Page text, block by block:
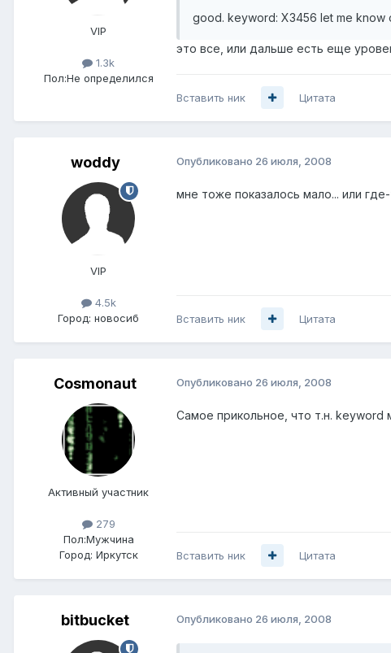
VIP
1.3k
Пол:Не определился
good. keyword: X3456 let me know
это все, или дальше есть еще
Вставить ник Цитата
woddy
VIP
4.5k
Город: новосиб
Опубликовано 26 июля, 2008
мне тоже показалось мало... или
Вставить ник Цитата
Cosmonaut
Активный участник
279
Пол:Мужчина
Город: Иркутск
Опубликовано 26 июля, 2008
Самое прикольное, что т.н.
Вставить ник Цитата
bitbucket Опубликовано 26 июля, 2008